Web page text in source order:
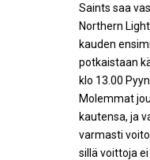
Saints saa
Northern
kauden
potkaistaan
klo 13.00
Molemmat
kautensa, ja
varmasti
sillä voittoja